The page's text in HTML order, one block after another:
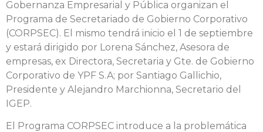
Gobernanza Empresarial y Pública organizan el
Programa de Secretariado de Gobierno Corporativo
(CORPSEC). El mismo tendrá inicio el 1 de septiembre
y estará dirigido por Lorena Sánchez, Asesora de
empresas, ex Directora, Secretaria y Gte. de Gobierno
Corporativo de YPF S.A; por Santiago Gallichio,
Presidente y Alejandro Marchionna, Secretario del
IGEP.
El Programa CORPSEC introduce a la problemática